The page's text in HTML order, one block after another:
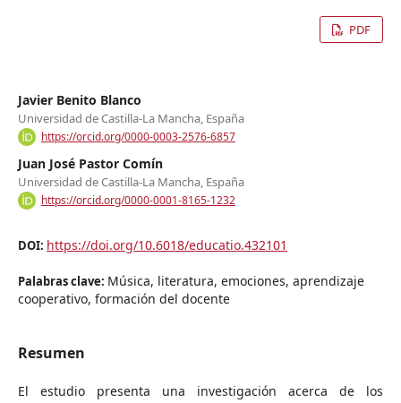
PDF
Javier Benito Blanco
Universidad de Castilla-La Mancha, España
https://orcid.org/0000-0003-2576-6857
Juan José Pastor Comín
Universidad de Castilla-La Mancha, España
https://orcid.org/0000-0001-8165-1232
DOI: https://doi.org/10.6018/educatio.432101
Palabras clave: Música, literatura, emociones, aprendizaje
cooperativo, formación del docente
Resumen
El estudio presenta una investigación acerca de los